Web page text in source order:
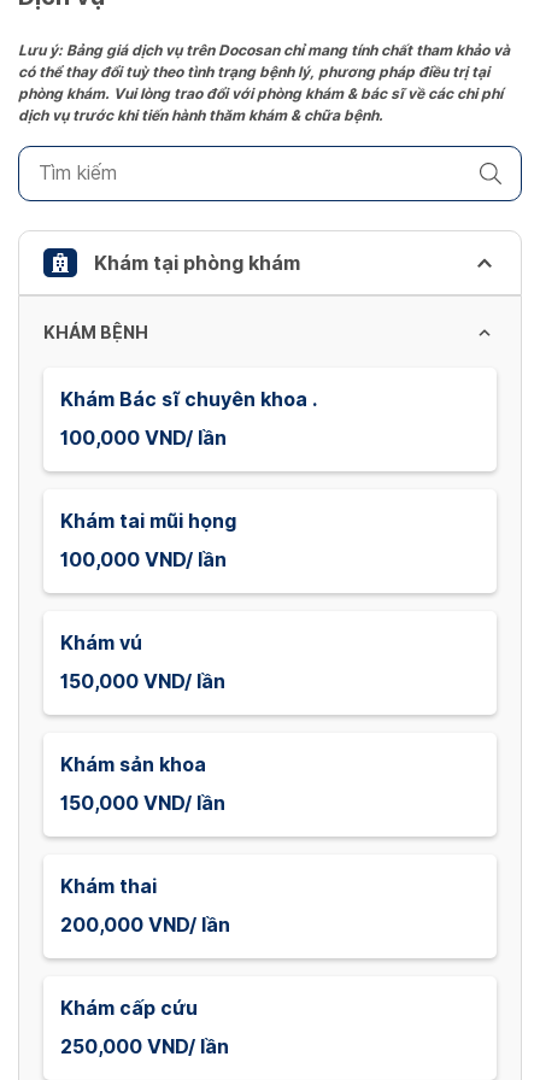
the
question
mark
to
keyboard
shortcuts
changing
Lưu ý: Bảng giá dịch vụ trên Docosan chỉ mang tính chất tham khảo và
có thể thay đổi tuỳ theo tình trạng bệnh lý, phương pháp điều trị tại
phòng khám. Vui lòng trao đổi với phòng khám & bác sĩ về các chi phí
dịch vụ trước khi tiến hành thăm khám & chữa bệnh.
Khám tại phòng khám
KHÁM BỆNH
Khám Bác sĩ chuyên khoa .
100,000 VND/ lần
Khám tai mũi họng
100,000 VND/ lần
Khám vú
150,000 VND/ lần
Khám sản khoa
150,000 VND/ lần
Khám thai
200,000 VND/ lần
Khám cấp cứu
250,000 VND/ lần